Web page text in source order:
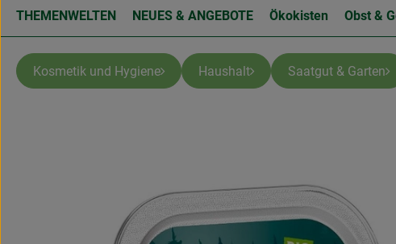
THEMENWELTEN NEUES & ANGEBOTE Ökokisten Obst &
Kosmetik und Hygiene Haushalt Saatgut & Garten